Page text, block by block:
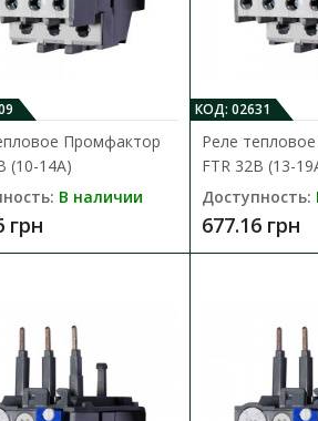
Реле
Доступность:
Тепловое реле
асинхронных
4 539.24 грн
Реле
Промфактор
(10-14А)
В наличии
грн
КОД: 02631
Реле
FTR 32B (13-
Доступность:
677.16 грн